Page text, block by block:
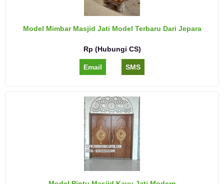
Model Mimbar Masjid Jati Model Terbaru Dari Jepara
Rp (Hubungi CS)
Email SMS